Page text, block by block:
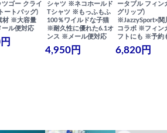
ツゴー クライ
ートバッグ)
材 ※大容量
ル便対応
シャツ ※ネコホールド
Tシャツ ※もっふもふ
100％ワイルドな子猫
※耐久性に優れた6.1オ
ンス ※メール便対応
4,950円
ータブル フィン
グリップ)
※JazzySport×関
コラボ ※フィン
フトにも ※予約
6,820円